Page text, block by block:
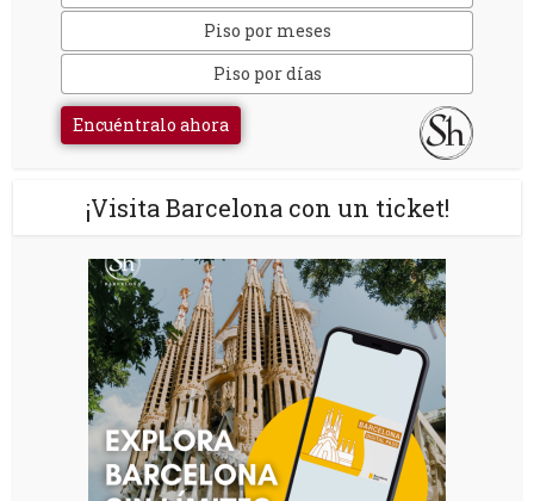
Piso por meses
Piso por días
Encuéntralo ahora
¡Visita Barcelona con un ticket!